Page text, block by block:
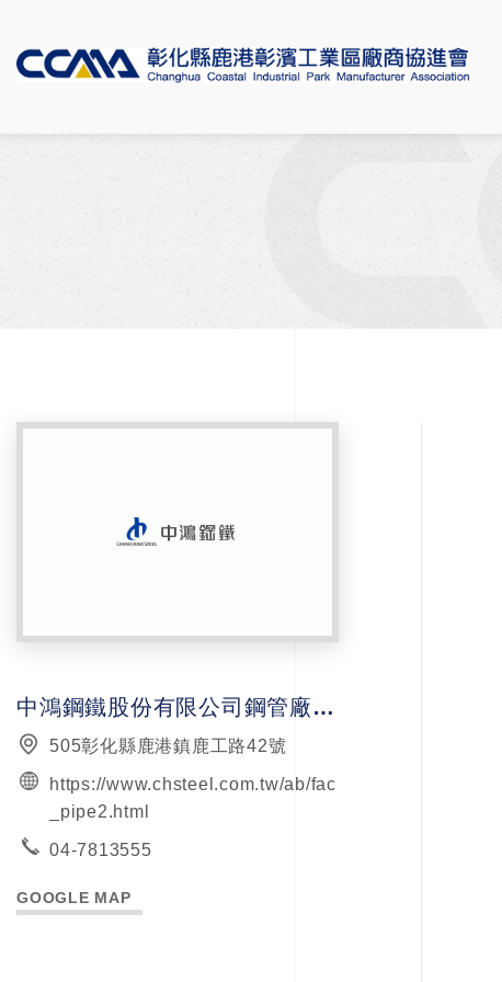
中鴻鋼鐵股份有限公司鋼管廠鹿港分廠
505彰化縣鹿港鎮鹿工路42號
https://www.chsteel.com.tw/ab/fac
_pipe2.html
04-7813555
GOOGLE MAP